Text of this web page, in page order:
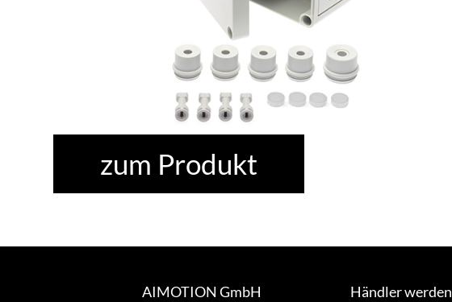
zum Produkt
AIMOTION GmbH Händler werden